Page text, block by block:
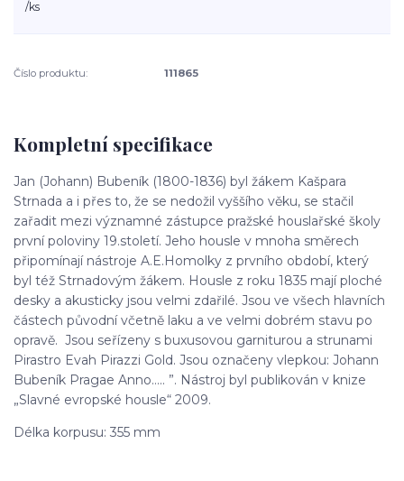
/ks
Číslo produktu: 111865
Kompletní specifikace
Jan (Johann) Bubeník (1800-1836) byl žákem Kašpara
Strnada a i přes to, že se nedožil vyššího věku, se stačil
zařadit mezi významné zástupce pražské houslařské školy
první poloviny 19.století. Jeho housle v mnoha směrech
připomínají nástroje A.E.Homolky z prvního období, který
byl též Strnadovým žákem. Housle z roku 1835 mají ploché
desky a akusticky jsou velmi zdařilé. Jsou ve všech hlavních
částech původní včetně laku a ve velmi dobrém stavu po
opravě. Jsou seřízeny s buxusovou garniturou a strunami
Pirastro Evah Pirazzi Gold. Jsou označeny vlepkou: Johann
Bubeník Pragae Anno….. ”. Nástroj byl publikován v knize
„Slavné evropské housle“ 2009.
Délka korpusu: 355 mm